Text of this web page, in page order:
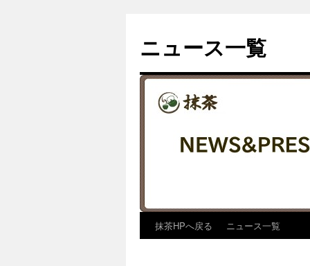
テ
ン
へ
ス
キ
ッ
プ
ニュース一覧
抹茶HPへ戻る ニュース一覧